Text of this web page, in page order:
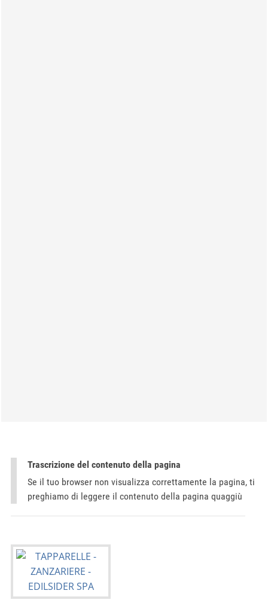
Trascrizione del contenuto della pagina
Se il tuo browser non visualizza correttamente la pagina, ti
preghiamo di leggere il contenuto della pagina quaggiù